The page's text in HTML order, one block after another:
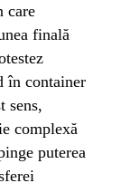
care
finală
în container
sens,
complexă
puterea